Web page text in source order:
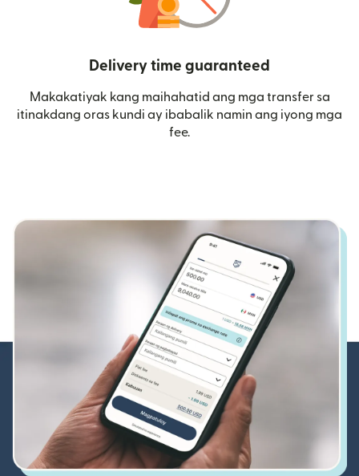
Delivery time guaranteed
Makakatiyak kang maihahatid ang mga transfer sa
itinakdang oras kundi ay ibabalik namin ang iyong mga
fee.